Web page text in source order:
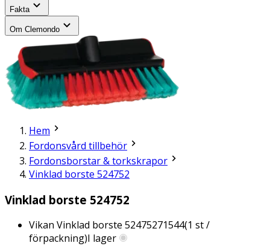
Fakta
Om Clemondo
Hem
Fordonsvård tillbehör
Fordonsborstar & torkskrapor
Vinklad borste 524752
Vinklad borste 524752
Vikan Vinklad borste 52475271544(1 st /
förpackning)I lager